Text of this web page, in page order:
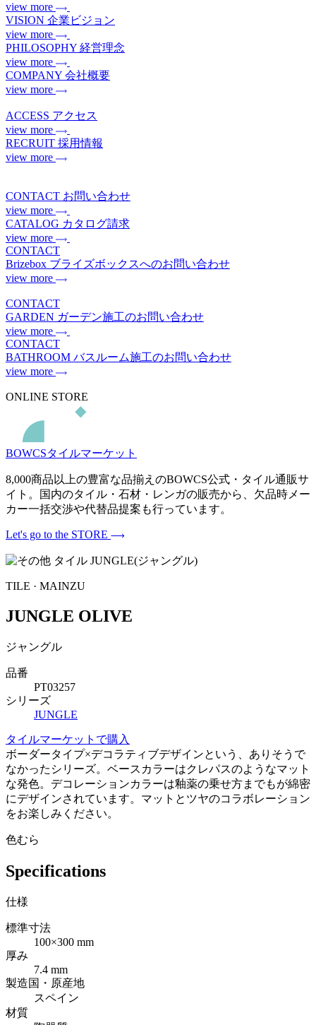
view more
VISION 企業ビジョン
view more
PHILOSOPHY 経営理念
view more
COMPANY 会社概要
view more
ACCESS アクセス
view more
RECRUIT 採用情報
view more
CONTACT お問い合わせ
view more
CATALOG カタログ請求
view more
CONTACT
Brizebox ブライズボックスへのお問い合わせ
view more
CONTACT
GARDEN ガーデン施工のお問い合わせ
view more
CONTACT
BATHROOM バスルーム施工のお問い合わせ
view more
ONLINE STORE
BOWCSタイルマーケット
8,000商品以上の豊富な品揃えのBOWCS公式・タイル通販サ
イト。国内のタイル・石材・レンガの販売から、欠品時メー
カー一括交渉や代替品提案も行っています。
Let's go to the STORE
TILE · MAINZU
JUNGLE OLIVE
ジャングル
品番
PT03257
シリーズ
JUNGLE
タイルマーケットで購入
ボーダータイプ×デコラティブデザインという、ありそうで
なかったシリーズ。ベースカラーはクレパスのようなマット
な発色。デコレーションカラーは釉薬の乗せ方までもが綿密
にデザインされています。マットとツヤのコラボレーション
をお楽しみください。
色むら
Specifications
仕様
標準寸法
100×300 mm
厚み
7.4 mm
製造国・原産地
スペイン
材質